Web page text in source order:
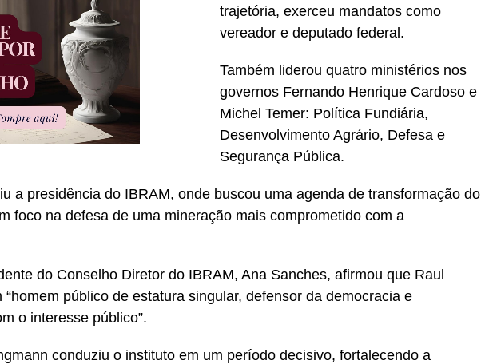
trajetória, exerceu mandatos como
vereador e deputado federal.
Também liderou quatro ministérios nos
governos Fernando Henrique Cardoso e
Michel Temer: Política Fundiária,
Desenvolvimento Agrário, Defesa e
Segurança Pública.
a presidência do IBRAM, onde buscou uma agenda de transformação do
foco na defesa de uma mineração mais comprometido com a
do Conselho Diretor do IBRAM, Ana Sanches, afirmou que Raul
“homem público de estatura singular, defensor da democracia e
o interesse público”.
conduziu o instituto em um período decisivo, fortalecendo a